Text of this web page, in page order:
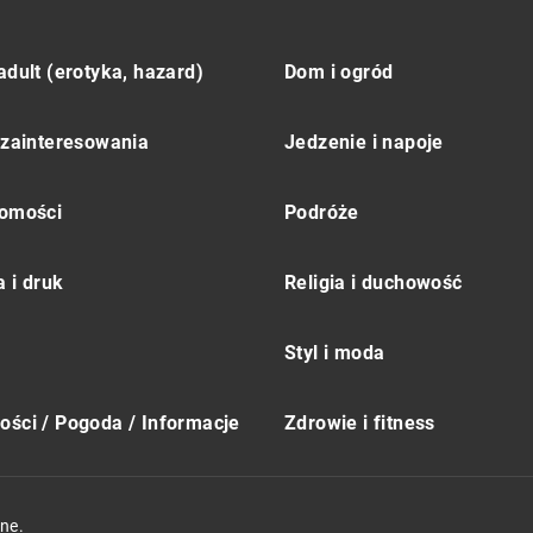
(erotyka, hazard) Dom i ogród
Jedzenie i napoje
Podróże
i druk Religia i duchowość
Styl i moda
/ Pogoda / Informacje Zdrowie i fitness